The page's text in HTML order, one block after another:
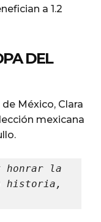
a 1.2
DEL
México, Clara
mexicana
honrar la
historia,